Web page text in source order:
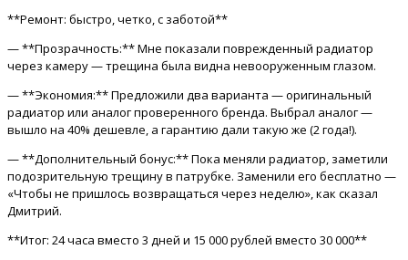
**Ремонт: быстро, четко, с заботой**
— **Прозрачность:** Мне показали поврежденный радиатор
через камеру — трещина была видна невооруженным глазом.
— **Экономия:** Предложили два варианта — оригинальный
радиатор или аналог проверенного бренда. Выбрал аналог —
вышло на 40% дешевле, а гарантию дали такую же (2 года!).
— **Дополнительный бонус:** Пока меняли радиатор, заметили
подозрительную трещину в патрубке. Заменили его бесплатно —
«Чтобы не пришлось возвращаться через неделю», как сказал
Дмитрий.
**Итог: 24 часа вместо 3 дней и 15 000 рублей вместо 30 000**